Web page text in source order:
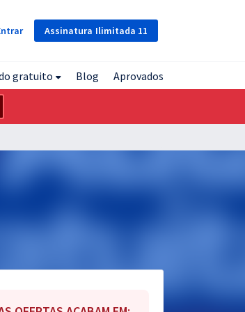
Assinatura Ilimitada 11
gratuito Blog Aprovados